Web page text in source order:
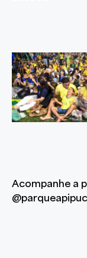
Acompanhe a